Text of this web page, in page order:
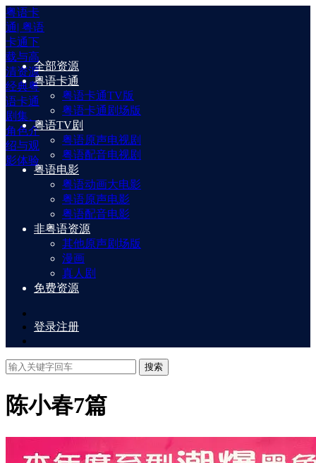
粤语卡
通| 粤语
卡通下
载与高
清资源
经典粤
语卡通
剧集、
角色介
绍与观
影体验
全部资源
粤语卡通
粤语卡通TV版
粤语卡通剧场版
粤语TV剧
粤语原声电视剧
粤语配音电视剧
粤语电影
粤语动画大电影
粤语原声电影
粤语配音电影
非粤语资源
其他原声剧场版
漫画
真人剧
免费资源
登录注册
搜索
陈小春7篇